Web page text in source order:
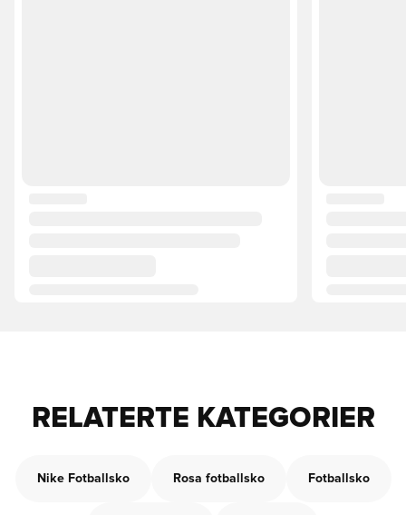
RELATERTE KATEGORIER
Nike Fotballsko Rosa fotballsko Fotballsko